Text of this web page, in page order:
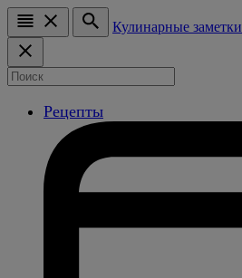
Кулинарные заметки
Рецепты